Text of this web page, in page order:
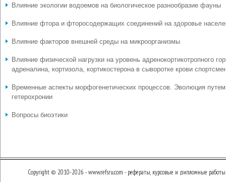
Влияние экологии водоемов на биологическое разнообразие фауны
Влияние фтора и фторосодержащих соединений на здоровье
Влияние факторов внешней среды на микроорганизмы
Влияние физической нагрузки на уровень адренокортикотропного
адреналина, кортизола, кортикостерона в сыворотке крови
Временные аспекты морфогенетических процессов. Эволюция путем
гетерохронии
Вопросы биоэтики
Copyright © 2010-2026 - www.refsru.com - рефераты, курсовые и дипломные работы